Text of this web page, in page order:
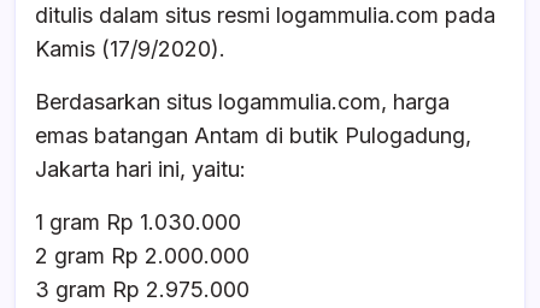
ditulis dalam situs resmi logammulia.com pada
Kamis (17/9/2020).
Berdasarkan situs logammulia.com, harga
emas batangan Antam di butik Pulogadung,
Jakarta hari ini, yaitu:
1 gram Rp 1.030.000
2 gram Rp 2.000.000
3 gram Rp 2.975.000